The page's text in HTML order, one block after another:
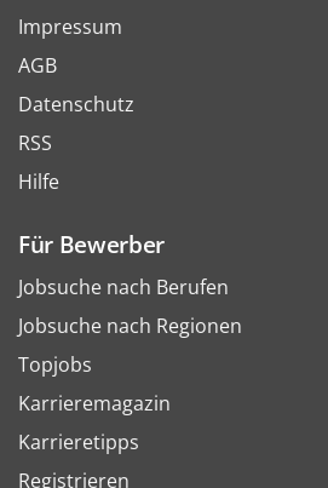
Impressum
AGB
Datenschutz
RSS
Hilfe
Für Bewerber
Jobsuche nach Berufen
Jobsuche nach Regionen
Topjobs
Karrieremagazin
Karrieretipps
Registrieren